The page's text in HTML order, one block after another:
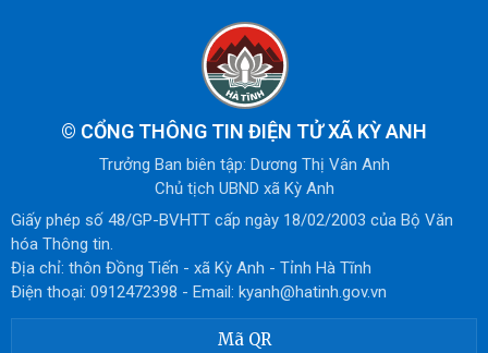
© CỔNG THÔNG TIN ĐIỆN TỬ XÃ KỲ ANH
Trưởng Ban biên tập: Dương Thị Vân Anh
Chủ tịch UBND xã Kỳ Anh
Giấy phép số 48/GP-BVHTT cấp ngày 18/02/2003 của Bộ Văn
hóa Thông tin.
Địa chỉ: thôn Đồng Tiến - xã Kỳ Anh - Tỉnh Hà Tĩnh
Điện thoại: 0912472398 - Email: kyanh@hatinh.gov.vn
Mã QR